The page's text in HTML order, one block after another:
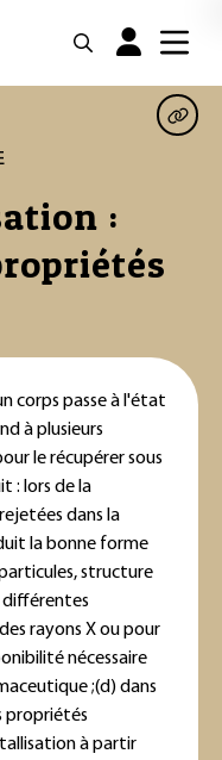
:
corps passe à l'état
à plusieurs
le récupérer sous
: lors de la
dans la
la bonne forme
structure
rayons X ou pour
nécessaire
;(d) dans
propriétés
à partir